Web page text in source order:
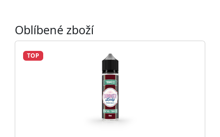
Oblíbené zboží
TOP